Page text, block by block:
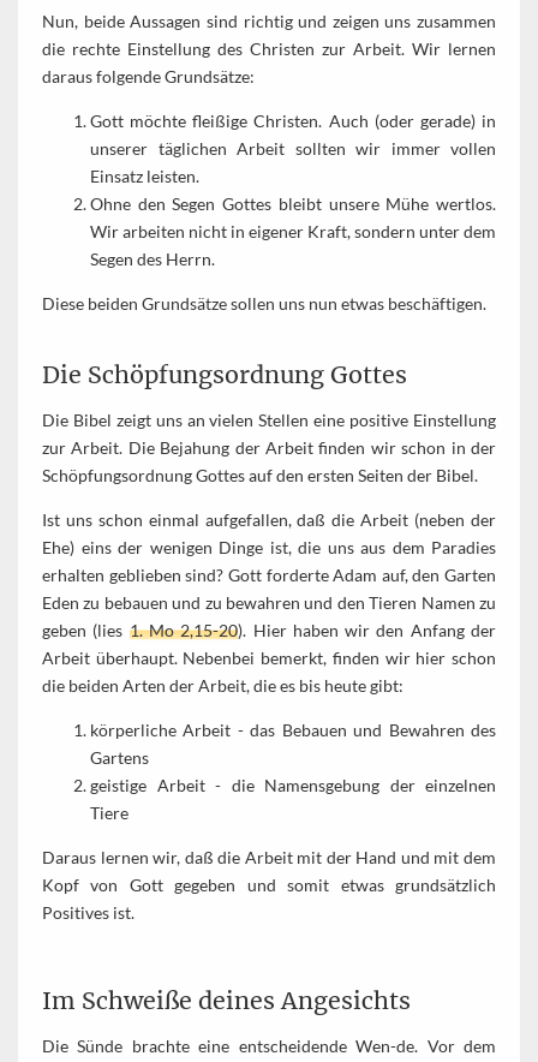
Nun, beide Aussagen sind richtig und zeigen uns zusammen
die rechte Einstellung des Christen zur Arbeit. Wir lernen
daraus folgende Grundsätze:
Gott möchte fleißige Christen. Auch (oder gerade) in
unserer täglichen Arbeit sollten wir immer vollen
Einsatz leisten.
Ohne den Segen Gottes bleibt unsere Mühe wertlos.
Wir arbeiten nicht in eigener Kraft, sondern unter dem
Segen des Herrn.
Diese beiden Grundsätze sollen uns nun etwas beschäftigen.
Die Schöpfungsordnung Gottes
Die Bibel zeigt uns an vielen Stellen eine positive Einstellung
zur Arbeit. Die Bejahung der Arbeit finden wir schon in der
Schöpfungsordnung Gottes auf den ersten Seiten der Bibel.
Ist uns schon einmal aufgefallen, daß die Arbeit (neben der
Ehe) eins der wenigen Dinge ist, die uns aus dem Paradies
erhalten geblieben sind? Gott forderte Adam auf, den Garten
Eden zu bebauen und zu bewahren und den Tieren Namen zu
geben (lies 1. Mo 2,15-20). Hier haben wir den Anfang der
Arbeit überhaupt. Nebenbei bemerkt, finden wir hier schon
die beiden Arten der Arbeit, die es bis heute gibt:
körperliche Arbeit - das Bebauen und Bewahren des
Gartens
geistige Arbeit - die Namensgebung der einzelnen
Tiere
Daraus lernen wir, daß die Arbeit mit der Hand und mit dem
Kopf von Gott gegeben und somit etwas grundsätzlich
Positives ist.
Im Schweiße deines Angesichts
Die Sünde brachte eine entscheidende Wen-de. Vor dem